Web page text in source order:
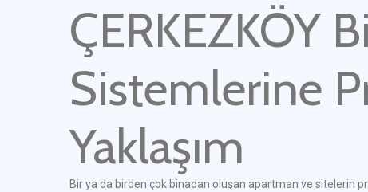
ÇERKEZKÖY
Sistemlerine
Yaklaşım
Bir ya da birden çok binadan oluşan apartman ve sitelerin